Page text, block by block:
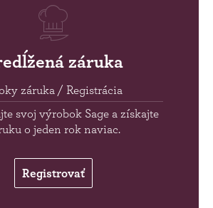
záruka
záruka / Registrácia
svoj výrobok Sage a získajte
o jeden rok naviac.
Registrovať